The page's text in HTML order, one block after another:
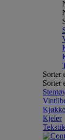
Sorter
Sorter
Kjeler